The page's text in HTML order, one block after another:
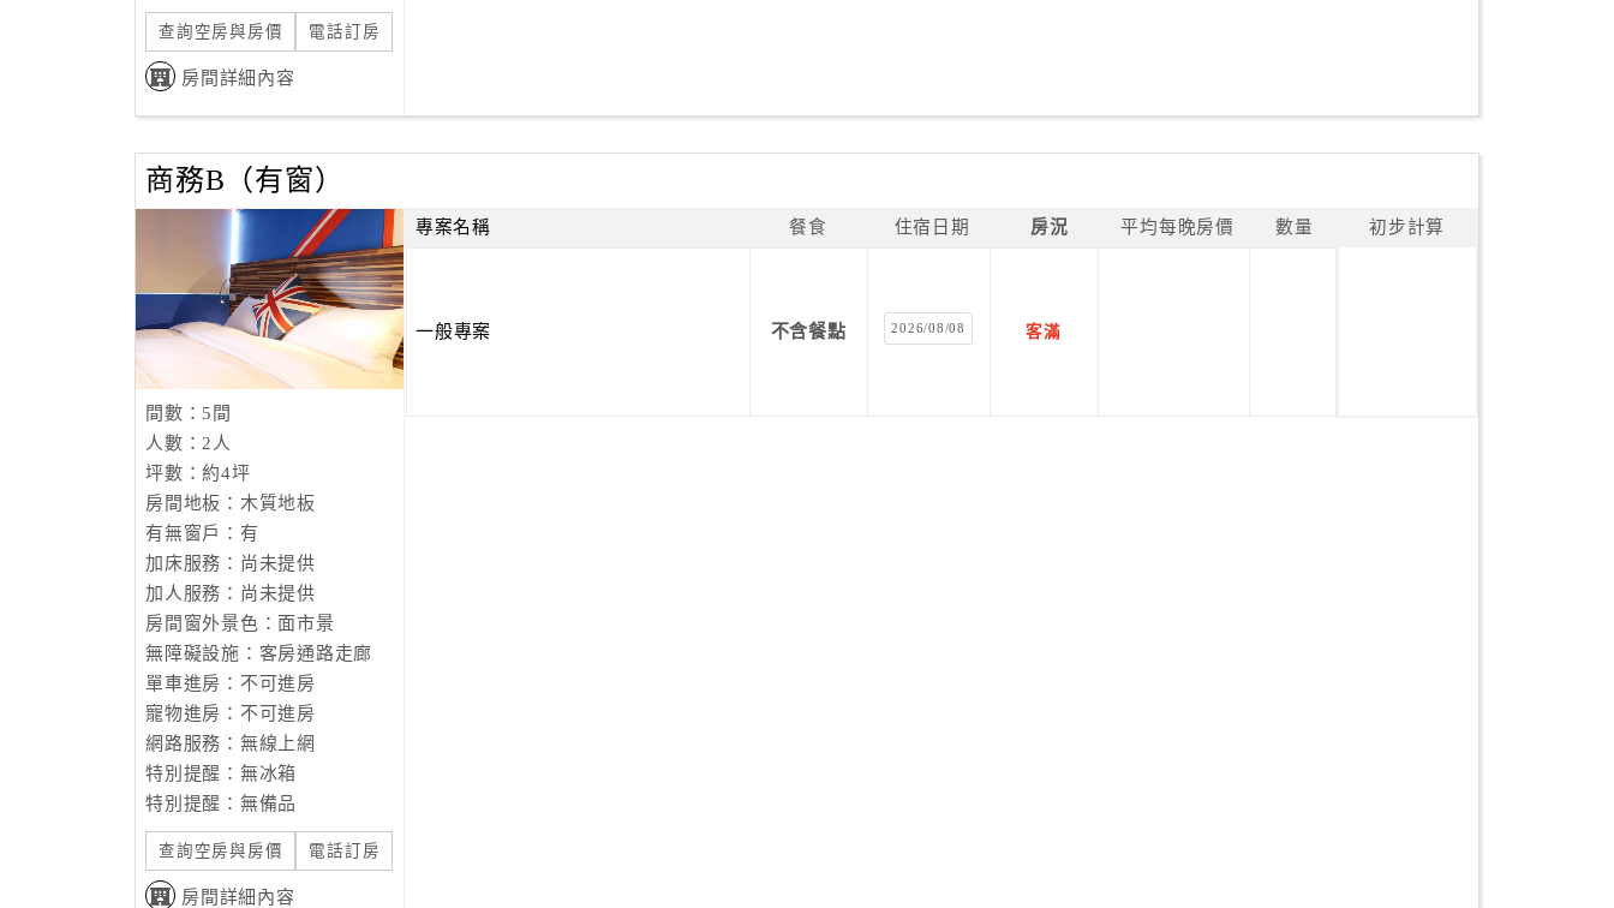
查詢空房與房價 電話訂房
房間詳細內容
商務B（有窗）
間數：5間
人數：2人
坪數：約4坪
房間地板：木質地板
有無窗戶：有
加床服務：尚未提供
加人服務：尚未提供
房間窗外景色：面市景
無障礙設施：客房通路走廊
單車進房：不可進房
寵物進房：不可進房
網路服務：無線上網
特別提醒：無冰箱
特別提醒：無備品
查詢空房與房價 電話訂房
房間詳細內容
專案名稱 餐食 住宿日期 房況 平均每晚房價 數量 初步計算
一般專案 不含餐點 2026/08/08 客滿